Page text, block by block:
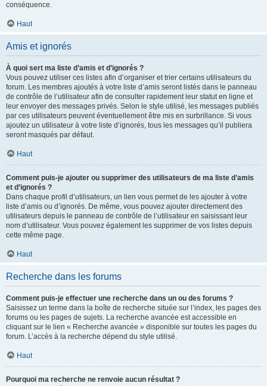
conséquence.
Haut
Amis et ignorés
À quoi sert ma liste d’amis et d’ignorés ?
Vous pouvez utiliser ces listes afin d’organiser et trier certains utilisateurs du
forum. Les membres ajoutés à votre liste d’amis seront listés dans le panneau
de contrôle de l’utilisateur afin de consulter rapidement leur statut en ligne et
leur envoyer des messages privés. Selon le style utilisé, les messages publiés
par ces utilisateurs peuvent éventuellement être mis en surbrillance. Si vous
ajoutez un utilisateur à votre liste d’ignorés, tous les messages qu’il publiera
seront masqués par défaut.
Haut
Comment puis-je ajouter ou supprimer des utilisateurs de ma liste d’amis
et d’ignorés ?
Dans chaque profil d’utilisateurs, un lien vous permet de les ajouter à votre
liste d’amis ou d’ignorés. De même, vous pouvez ajouter directement des
utilisateurs depuis le panneau de contrôle de l’utilisateur en saisissant leur
nom d’utilisateur. Vous pouvez également les supprimer de vos listes depuis
cette même page.
Haut
Recherche dans les forums
Comment puis-je effectuer une recherche dans un ou des forums ?
Saisissez un terme dans la boîte de recherche située sur l’index, les pages des
forums ou les pages de sujets. La recherche avancée est accessible en
cliquant sur le lien « Recherche avancée » disponible sur toutes les pages du
forum. L’accès à la recherche dépend du style utilisé.
Haut
Pourquoi ma recherche ne renvoie aucun résultat ?